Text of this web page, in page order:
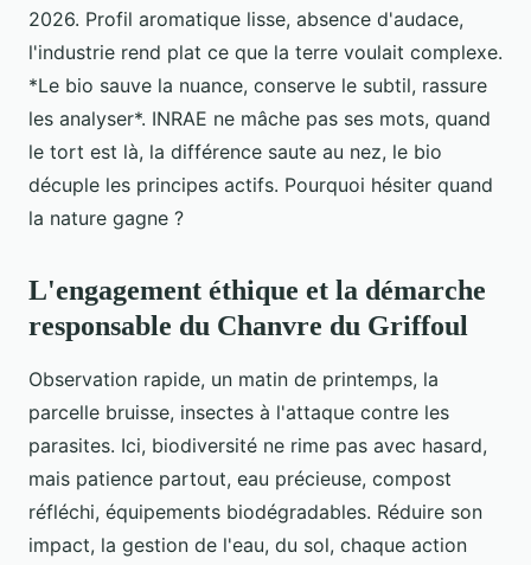
2026. Profil aromatique lisse, absence d'audace,
l'industrie rend plat ce que la terre voulait complexe.
*Le bio sauve la nuance, conserve le subtil, rassure
les analyser*. INRAE ne mâche pas ses mots, quand
le tort est là, la différence saute au nez, le bio
décuple les principes actifs. Pourquoi hésiter quand
la nature gagne ?
L'engagement éthique et la démarche
responsable du Chanvre du Griffoul
Observation rapide, un matin de printemps, la
parcelle bruisse, insectes à l'attaque contre les
parasites. Ici, biodiversité ne rime pas avec hasard,
mais patience partout, eau précieuse, compost
réfléchi, équipements biodégradables. Réduire son
impact, la gestion de l'eau, du sol, chaque action